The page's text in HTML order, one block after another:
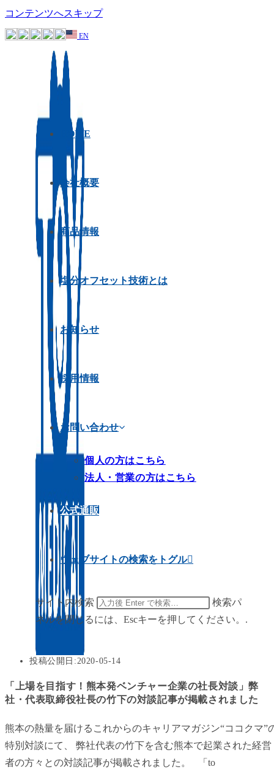
コンテンツへスキップ
EN
HOME
会社概要
商品情報
塩分オフセット技術とは
お知らせ
採用情報
お問い合わせ
個人の方はこちら
法人・営業の方はこちら
公式通販
ウェブサイトの検索をトグル
サイト内検索
検索パ
ネルを閉じるには、Escキーを押してください。.
投稿公開日:2020-05-14
「上場を目指す！熊本発ベンチャー企業の社長対談」弊
社・代表取締役社長の竹下の対談記事が掲載されました
熊本の熱量を届けるこれからのキャリアマガジン“ココクマ”
特別対談にて、 弊社代表の竹下を含む熊本で起業された経営
者の方々との対談記事が掲載されました。
「to